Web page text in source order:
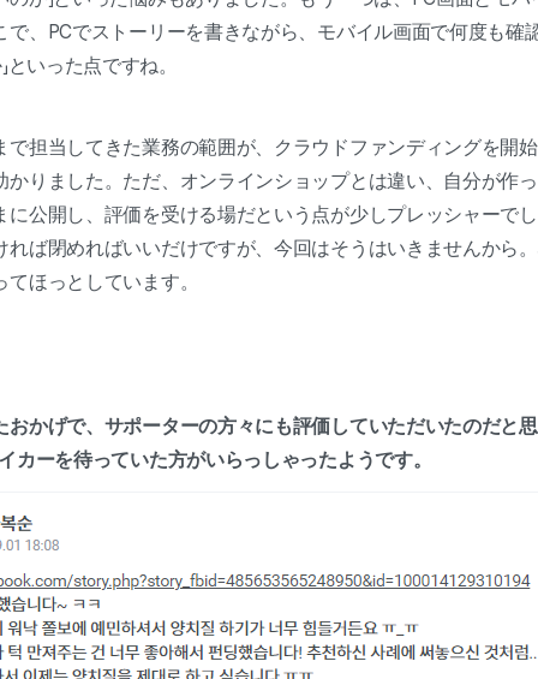
、PCでストーリーを書きながら、モバイル画面で何度も確
といった点ですね。
で担当してきた業務の範囲が、クラウドファンディングを開
かりました。ただ、オンラインショップとは違い、自分が作
に公開し、評価を受ける場だという点が少しプレッシャーで
れば閉めればいいだけですが、今回はそうはいきませんから
ほっとしています。
かげで、サポーターの方々にも評価していただいたのだと思
カーを待っていた方がいらっしゃったようです。